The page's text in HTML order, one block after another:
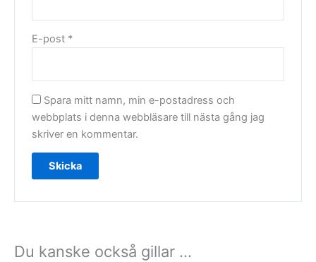
E-post *
Spara mitt namn, min e-postadress och
webbplats i denna webbläsare till nästa gång jag
skriver en kommentar.
Du kanske också gillar …